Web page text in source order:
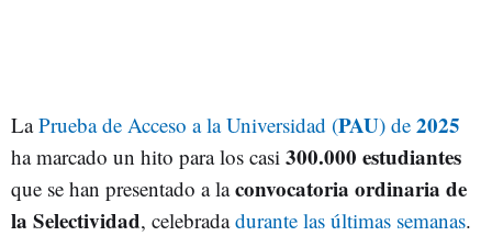
LaPrueba de Acceso a la Universidad (PAU) de 2025
ha marcado un hito para los casi 300.000 estudiantes
que se han presentado a laconvocatoria ordinaria de
la Selectividad, celebradadurante las últimas semanas.